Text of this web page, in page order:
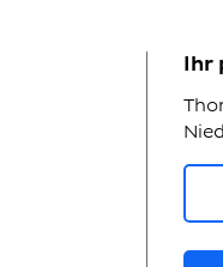
Ihr